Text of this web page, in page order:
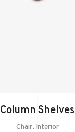
Column Shelves
Chair, Interior